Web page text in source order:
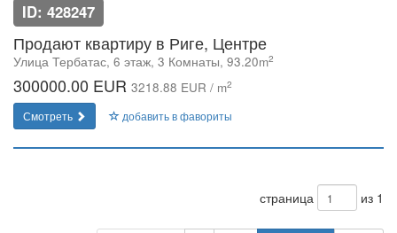
ID: 428247
Продают квартиру в Риге, Центре
Улица Тербатас, 6 этаж, 3 Комнаты, 93.20m2
300000.00 EUR 3218.88 EUR / m2
Смотреть добавить в фавориты
страница из 1